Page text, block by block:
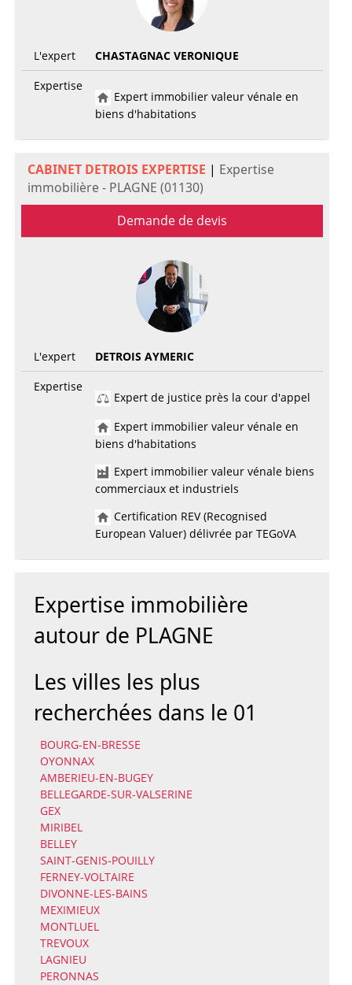
L'expert
CHASTAGNAC VERONIQUE
Expertise
Expert immobilier valeur vénale en
biens d'habitations
CABINET DETROIS EXPERTISE | Expertise
immobilière - PLAGNE (01130)
Demande de devis
L'expert
DETROIS AYMERIC
Expertise
Expert de justice près la cour d'appel
Expert immobilier valeur vénale en
biens d'habitations
Expert immobilier valeur vénale biens
commerciaux et industriels
Certification REV (Recognised
European Valuer) délivrée par TEGoVA
Expertise immobilière
autour de PLAGNE
Les villes les plus
recherchées dans le 01
BOURG-EN-BRESSE
OYONNAX
AMBERIEU-EN-BUGEY
BELLEGARDE-SUR-VALSERINE
GEX
MIRIBEL
BELLEY
SAINT-GENIS-POUILLY
FERNEY-VOLTAIRE
DIVONNE-LES-BAINS
MEXIMIEUX
MONTLUEL
TREVOUX
LAGNIEU
PERONNAS